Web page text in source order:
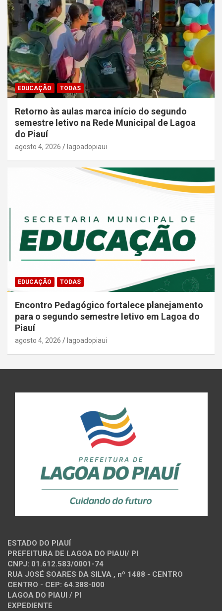
EDUCAÇÃO TODAS
Retorno às aulas marca início do segundo
semestre letivo na Rede Municipal de Lagoa
do Piauí
agosto 4, 2026 lagoadopiaui
EDUCAÇÃO TODAS
Encontro Pedagógico fortalece planejamento
para o segundo semestre letivo em Lagoa do
Piauí
agosto 4, 2026 lagoadopiaui
ESTADO DO PIAUÍ
PREFEITURA DE LAGOA DO PIAUI/ PI
CNPJ: 01.612.583/0001-74
RUA JOSÉ SOARES DA SILVA , nº 1488 - CENTRO
CENTRO - CEP: 64.388-000
LAGOA DO PIAUI / PI
EXPEDIENTE